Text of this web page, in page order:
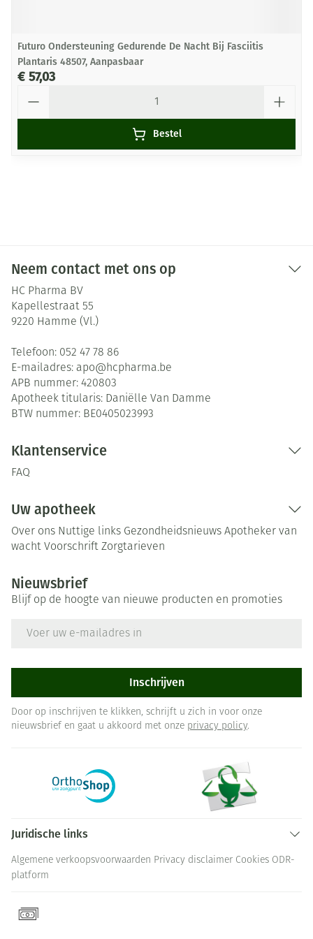
Futuro Ondersteuning Gedurende De Nacht Bij Fasciitis
Plantaris 48507, Aanpasbaar
€ 57,03
Bestel
Neem contact met ons op
HC Pharma BV
Kapellestraat 55
9220 Hamme (Vl.)
Telefoon: 052 47 78 86
E-mailadres: apo@hcpharma.be
APB nummer: 420803
Apotheek titularis: Daniëlle Van Damme
BTW nummer: BE0405023993
Klantenservice
FAQ
Uw apotheek
Over ons Nuttige links Gezondheidsnieuws Apotheker van
wacht Voorschrift Zorgtarieven
Nieuwsbrief
Blijf op de hoogte van nieuwe producten en promoties
Inschrijven
Door op inschrijven te klikken, schrijft u zich in voor onze
nieuwsbrief en gaat u akkoord met onze privacy policy.
Juridische links
Algemene verkoopsvoorwaarden Privacy disclaimer Cookies ODR-
platform